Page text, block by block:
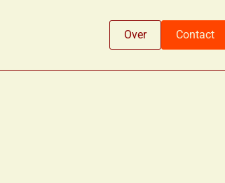
Over Contact